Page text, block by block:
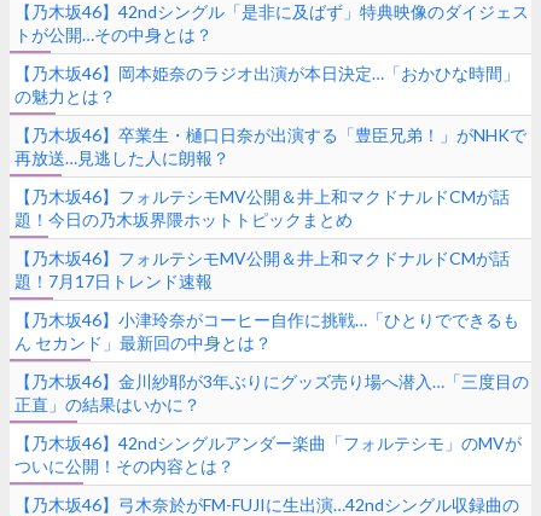
【乃木坂46】42ndシングル「是非に及ばず」特典映像のダイジェス
トが公開…その中身とは？
【乃木坂46】岡本姫奈のラジオ出演が本日決定…「おかひな時間」
の魅力とは？
【乃木坂46】卒業生・樋口日奈が出演する「豊臣兄弟！」がNHKで
再放送…見逃した人に朗報？
【乃木坂46】フォルテシモMV公開＆井上和マクドナルドCMが話
題！今日の乃木坂界隈ホットトピックまとめ
【乃木坂46】フォルテシモMV公開＆井上和マクドナルドCMが話
題！7月17日トレンド速報
【乃木坂46】小津玲奈がコーヒー自作に挑戦…「ひとりでできるも
ん セカンド」最新回の中身とは？
【乃木坂46】金川紗耶が3年ぶりにグッズ売り場へ潜入…「三度目の
正直」の結果はいかに？
【乃木坂46】42ndシングルアンダー楽曲「フォルテシモ」のMVが
ついに公開！その内容とは？
【乃木坂46】弓木奈於がFM-FUJIに生出演…42ndシングル収録曲の